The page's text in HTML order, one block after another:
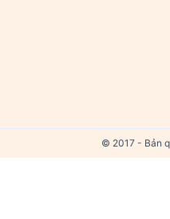
© 2017 - Bản